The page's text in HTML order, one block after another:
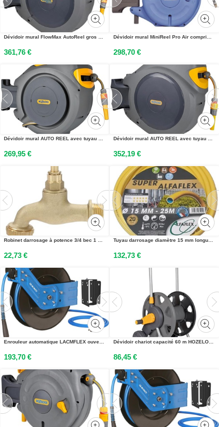
Dévidoir mural FlowMax AutoReel gros débit avec tuyau de 30 m HOZELOCK 25970000
361,76 €
Dévidoir mural MiniReel Pro Air comprimé 8 x 13 mm TRICOFLEX 24 863 460
298,70 €
Dévidoir mural AUTO REEL avec tuyau de 25 m HOZELOCK 24 020 000
269,95 €
Dévidoir mural AUTO REEL avec tuyau de 40 m HOZELOCK 2595R0000
352,19 €
Robinet darrosage à potence 3/4 bec 1 GARIS 16-20-26
22,73 €
Tuyau darrosage diamètre 15 mm longueur 50 m SUPER ALFAFLEX AFSUP15050
132,73 €
Enrouleur automatique LACMFLEX ouvert D 3/8 L 20 m LACME LACAIR 326220
193,70 €
Dévidoir chariot capacité 60 m HOZELOCK 2398R0000
86,45 €